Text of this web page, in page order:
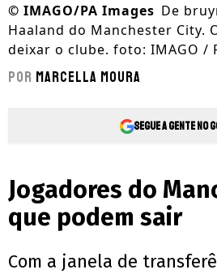
© IMAGO/PA Images De
Haaland do Manchester City.
deixar o clube. foto: IMAGO /
Por Marcella Moura
Segue a gente no
Jogadores do
que podem sair
Com a janela de